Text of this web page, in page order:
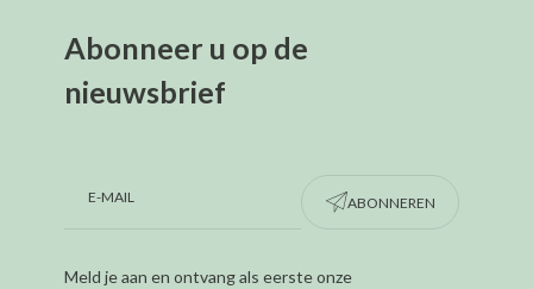
Abonneer u op de
nieuwsbrief
ABONNEREN
Meld je aan en ontvang als eerste onze